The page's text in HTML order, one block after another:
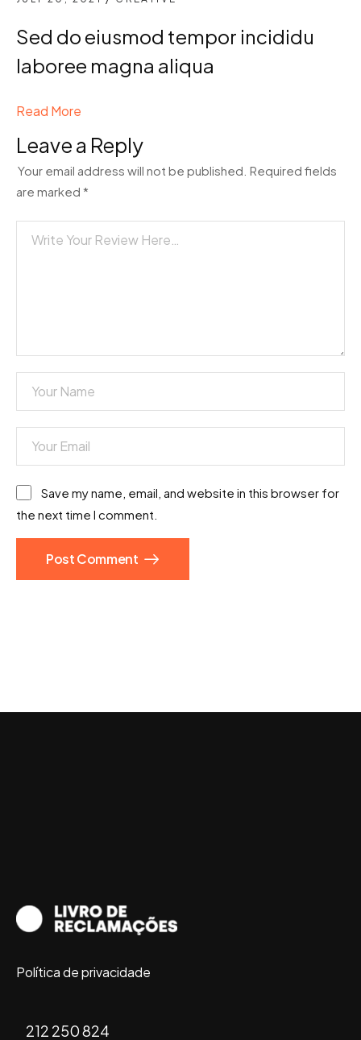
Sed do eiusmod tempor incididu
laboree magna aliqua
Read More
Leave a Reply
Your email address will not be published. Required fields
are marked *
Save my name, email, and website in this browser for
the next time I comment.
Post Comment
Política de privacidade
212 250 824